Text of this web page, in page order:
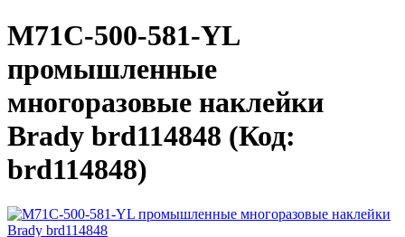
M71C-500-581-YL
промышленные
многоразовые наклейки
Brady brd114848 (Код:
brd114848)